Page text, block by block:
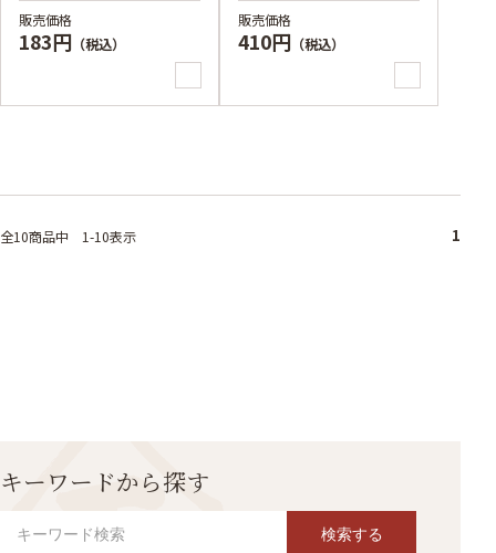
販売価格
183円 （税込）
販売価格
410円 （税込）
全10商品中 1-10表示 1
キーワードから探す
検索する